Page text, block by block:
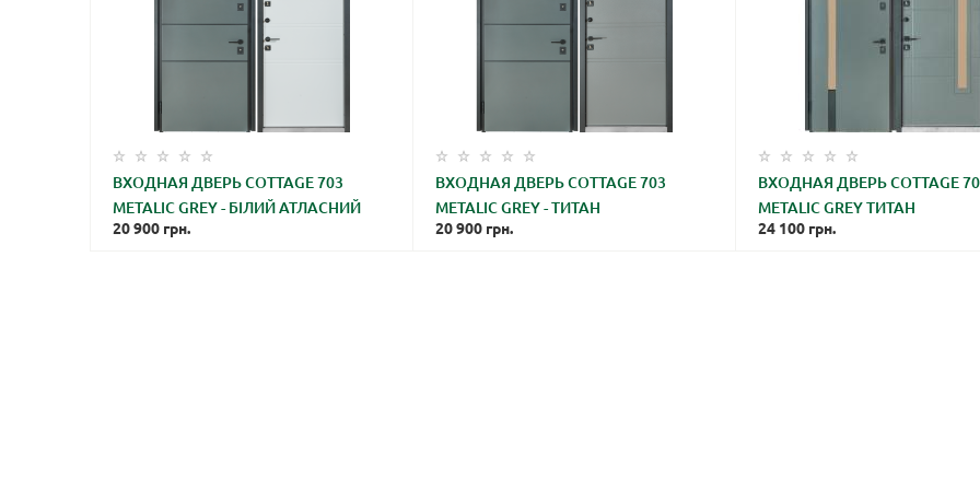
ВХОДНАЯ ДВЕРЬ COTTAGE 703
METALIC GREY - БІЛИЙ АТЛАСНИЙ
20 900 грн.
ВХОДНАЯ ДВЕРЬ COTTAGE 703
METALIC GREY - ТИТАН
20 900 грн.
ВХОДНАЯ ДВЕРЬ COTTAGE
METALIC GREY ТИТАН
24 100 грн.